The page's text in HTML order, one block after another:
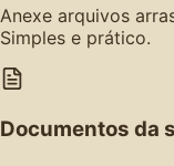
Anexe arquivos
Simples e prático.
Documentos da